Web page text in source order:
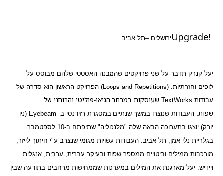
Upgrade!ירושלים –תל אביב
יעל קנרק תדבר על שני פרויקטים שהמבנה האסטטי שלהם מבוסס על
לופים וחזרתיות. (Loops and Repetitions) הפרויקט הראשון הוא סדרה של
עבודות TextWorks שעוסקות במרחב הגיאו-פוליטי והרוחני של
שפות. העבודות שנוצרו במשך שנתיים במסגרת רזידנסי ב- Eyebeam (ניו
יורק) יוצגו בתערוכה הבאה שלה "מלנכוליה" שתיפתח ב-10 לספטמבר
בגלריית נלי אמן, תל אביב. העבודות עשויות מגומי שנצרב ע"י חיתוך לייזר,
מורכבות ממילים וביטויים ממספר שפות ובעיקר עברית, ערבית, אנגלית
ויידיש. יעל מארגנת את המילים במערכות שממחישות מרחבים בתודעה שבין